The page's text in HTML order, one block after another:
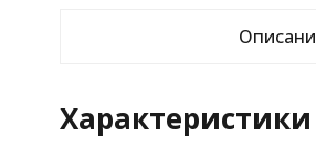
Характеристики